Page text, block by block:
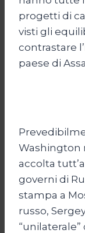
progetti di
visti gli
contrastare
paese di
Washington
accolta
governi di
stampa a
russo,